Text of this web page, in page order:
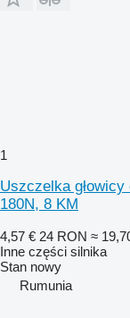
1
Uszczelka
180N, 8 KM
4,57 € 24 RON ≈
Inne części silnika
Stan nowy
Rumunia